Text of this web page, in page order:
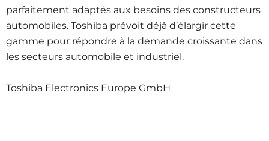
parfaitement adaptés aux besoins des constructeurs
automobiles. Toshiba prévoit déjà d’élargir cette
gamme pour répondre à la demande croissante dans
les secteurs automobile et industriel.
Toshiba Electronics Europe GmbH